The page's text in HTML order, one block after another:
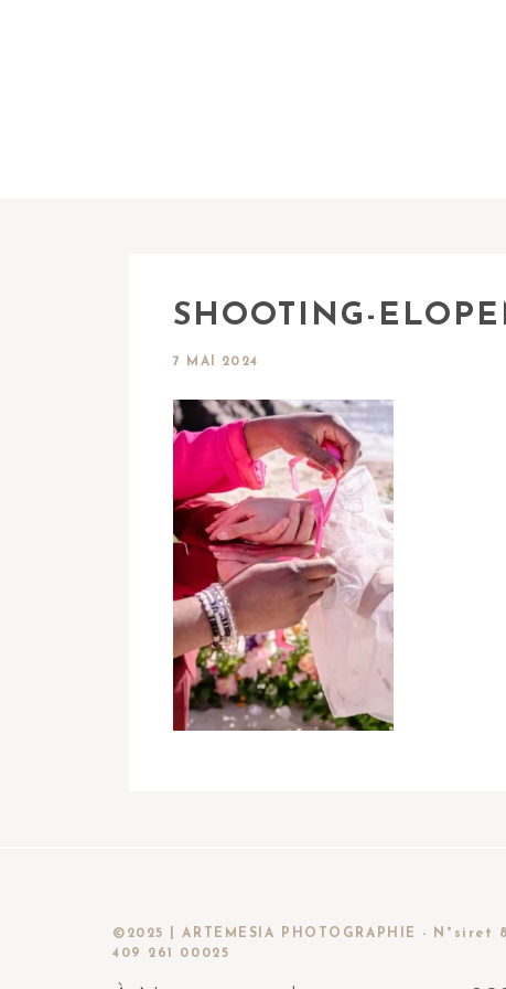
SHOOTING-
7 MAI 2024
©2025 | ARTEMESIA PHOTOGRAPHIE - N°siret
409 261 00025